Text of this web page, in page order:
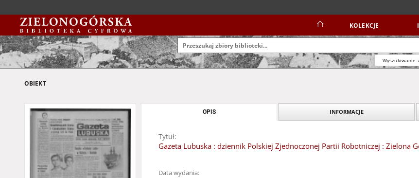
KOLEKCJE
Wyszukiwanie
OBIEKT
OPIS INFORMACJE
Tytuł:
Gazeta Lubuska : dziennik Polskiej Zjednoczonej Partii Robotniczej : Zielona
Data wydania: